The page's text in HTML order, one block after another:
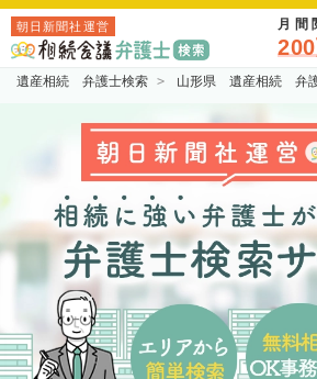
朝日新聞社運営 月間
遺産相続 弁護士検索 山形県 遺産相続 弁